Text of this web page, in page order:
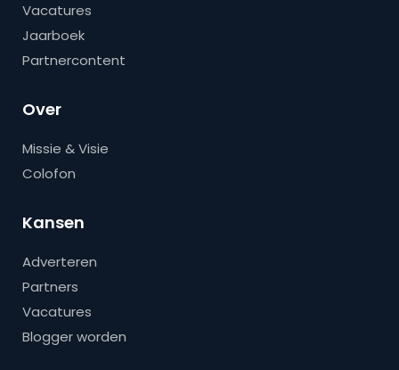
Vacatures
Jaarboek
Partnercontent
Over
Missie & Visie
Colofon
Kansen
Adverteren
Partners
Vacatures
Blogger worden